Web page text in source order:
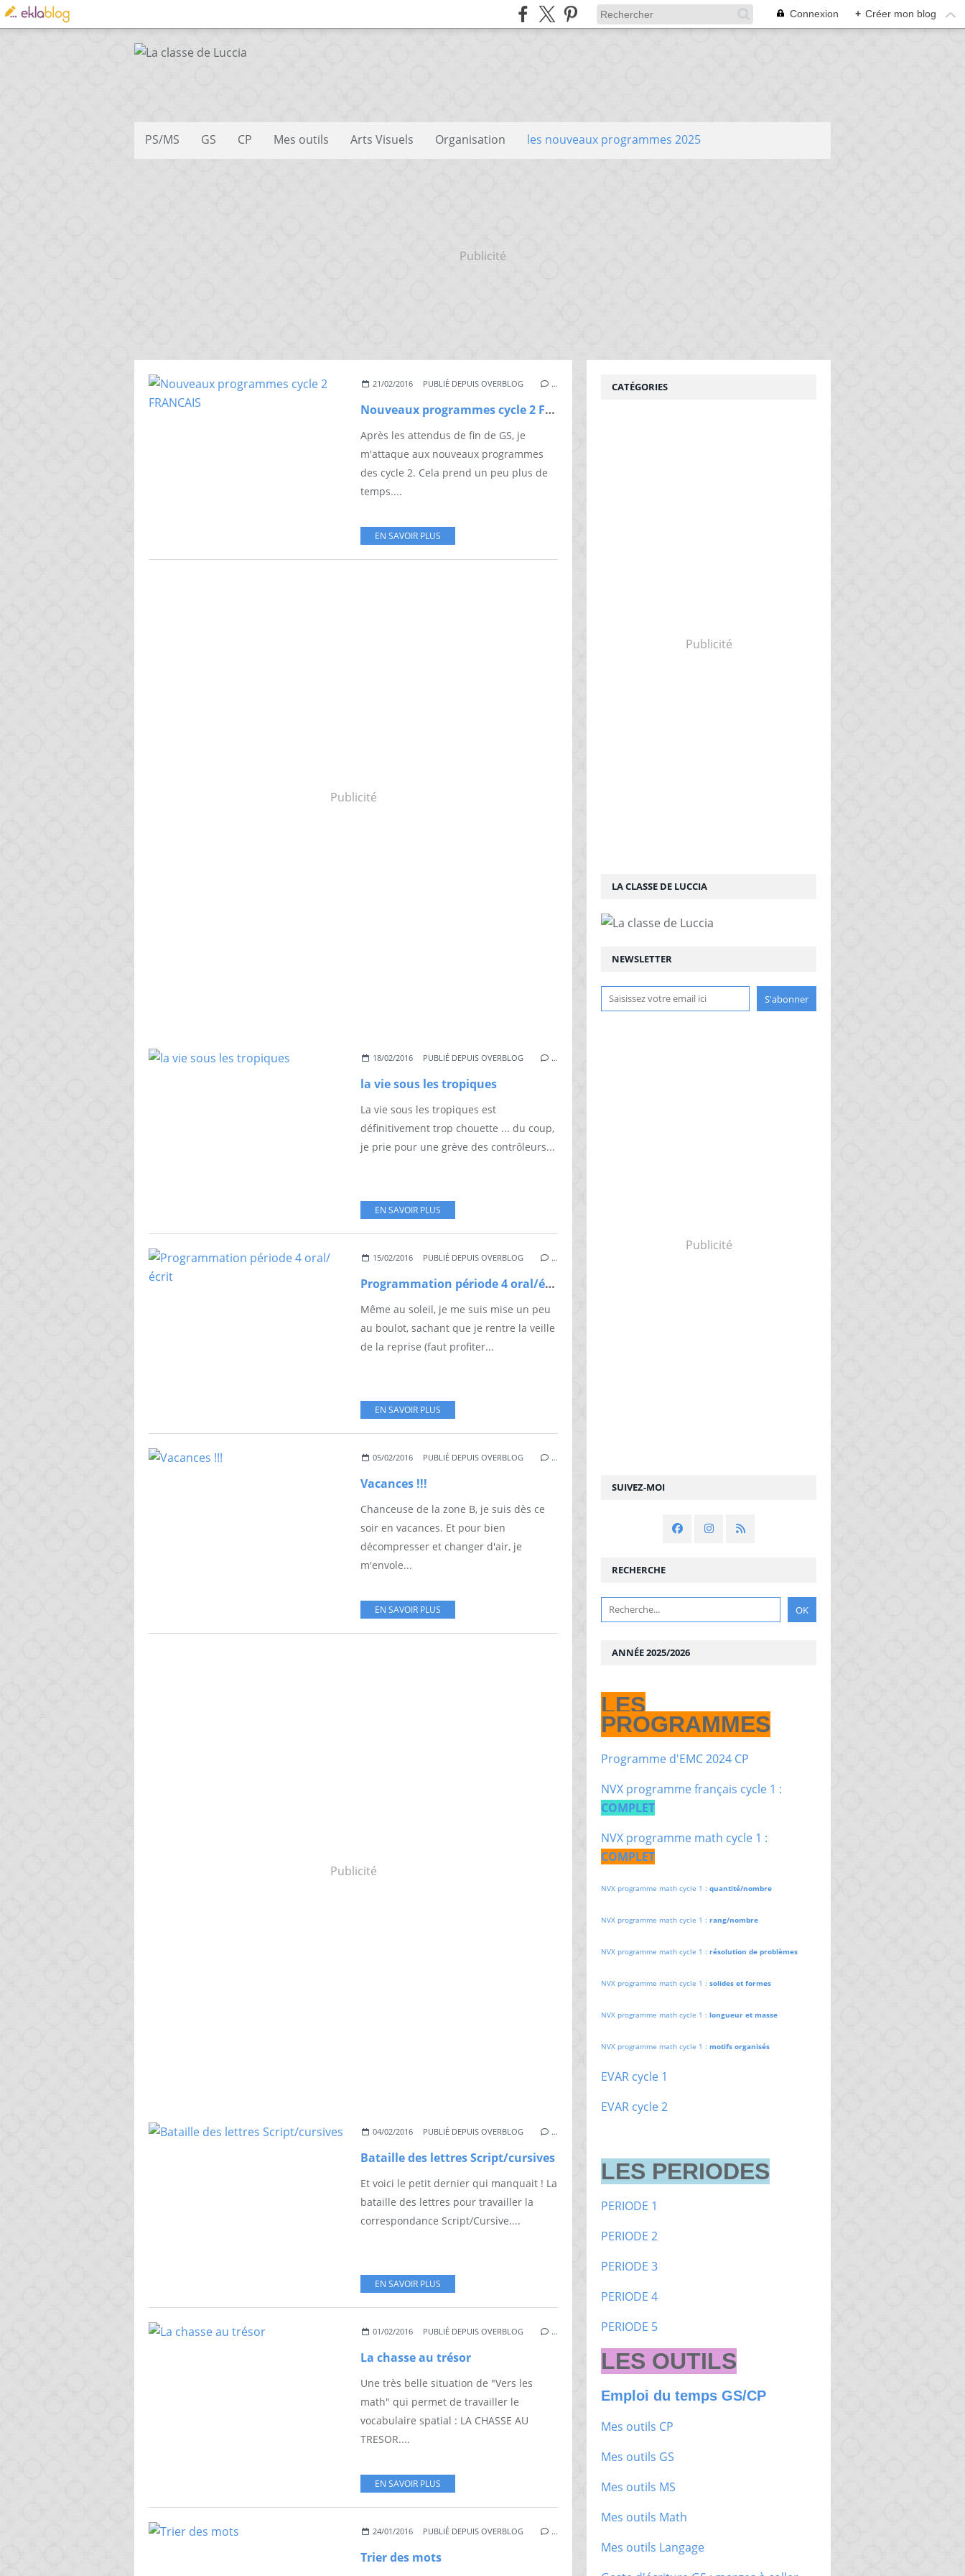
Connexion + Créer mon blog
PS/MS GS CP Mes outils Arts Visuels Organisation les nouveaux programmes 2025
Publicité
21/02/2016 PUBLIÉ DEPUIS OVERBLOG …
Nouveaux programmes cycle 2 FRANCAIS
Après les attendus de fin de GS, je
m'attaque aux nouveaux programmes
des cycle 2. Cela prend un peu plus de
temps....
EN SAVOIR PLUS
Publicité
18/02/2016 PUBLIÉ DEPUIS OVERBLOG …
la vie sous les tropiques
La vie sous les tropiques est
définitivement trop chouette ... du coup,
je prie pour une grève des contrôleurs...
EN SAVOIR PLUS
15/02/2016 PUBLIÉ DEPUIS OVERBLOG …
Programmation période 4 oral/écrit
Même au soleil, je me suis mise un peu
au boulot, sachant que je rentre la veille
de la reprise (faut profiter...
EN SAVOIR PLUS
05/02/2016 PUBLIÉ DEPUIS OVERBLOG …
Vacances !!!
Chanceuse de la zone B, je suis dès ce
soir en vacances. Et pour bien
décompresser et changer d'air, je
m'envole...
EN SAVOIR PLUS
Publicité
04/02/2016 PUBLIÉ DEPUIS OVERBLOG …
Bataille des lettres Script/cursives
Et voici le petit dernier qui manquait ! La
bataille des lettres pour travailler la
correspondance Script/Cursive....
EN SAVOIR PLUS
01/02/2016 PUBLIÉ DEPUIS OVERBLOG …
La chasse au trésor
Une très belle situation de "Vers les
math" qui permet de travailler le
vocabulaire spatial : LA CHASSE AU
TRESOR....
EN SAVOIR PLUS
24/01/2016 PUBLIÉ DEPUIS OVERBLOG …
Trier des mots
Publicité
NEWSLETTER
SUIVEZ-MOI
RECHERCHE
LA CLASSE DE LUCCIA
Publicité
CATÉGORIES
ANNÉE 2025/2026
LES
PROGRAMMES
Programme d'EMC 2024 CP
NVX programme français cycle 1 :
COMPLET
NVX programme math cycle 1 :
COMPLET
NVX programme math cycle 1 : quantité/nombre
NVX programme math cycle 1 : rang/nombre
NVX programme math cycle 1 : résolution de problèmes
NVX programme math cycle 1 : solides et formes
NVX programme math cycle 1 : longueur et masse
NVX programme math cycle 1 : motifs organisés
EVAR cycle 1
EVAR cycle 2
LES PERIODES
PERIODE 1
PERIODE 2
PERIODE 3
PERIODE 4
PERIODE 5
LES OUTILS
Emploi du temps GS/CP
Mes outils CP
Mes outils GS
Mes outils MS
Mes outils Math
Mes outils Langage